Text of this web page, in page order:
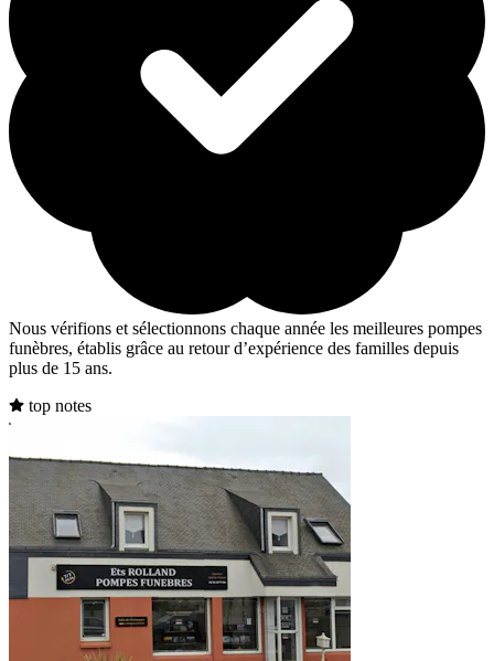
Nous vérifions et sélectionnons chaque année les meilleures pompes
funèbres, établis grâce au retour d’expérience des familles depuis
plus de 15 ans.
top notes